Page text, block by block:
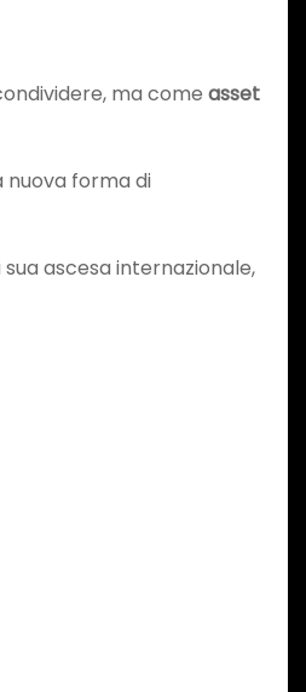
ma come asset
nuova forma di
ascesa internazionale,